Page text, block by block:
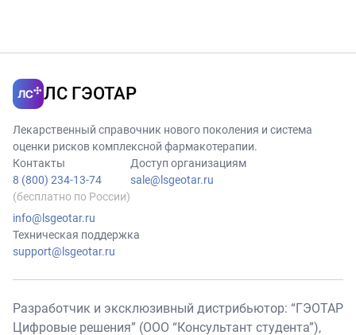
ЛС ГЭОТАР
Лекарственный справочник нового поколения и система
оценки рисков комплексной фармакотерапии.
Контакты
8 (800) 234-13-74
(бесплатно по России)
info@lsgeotar.ru
Доступ организациям
sale@lsgeotar.ru
Техническая поддержка
support@lsgeotar.ru
Разработчик и эксклюзивный дистрибьютор: “ГЭОТАР
Цифровые решения” (ООО “Консультант студента”),